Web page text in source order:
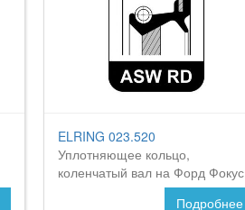
ELRING 023.520
Уплотняющее кольцо,
коленчатый вал на Форд Фокус
Подробнее